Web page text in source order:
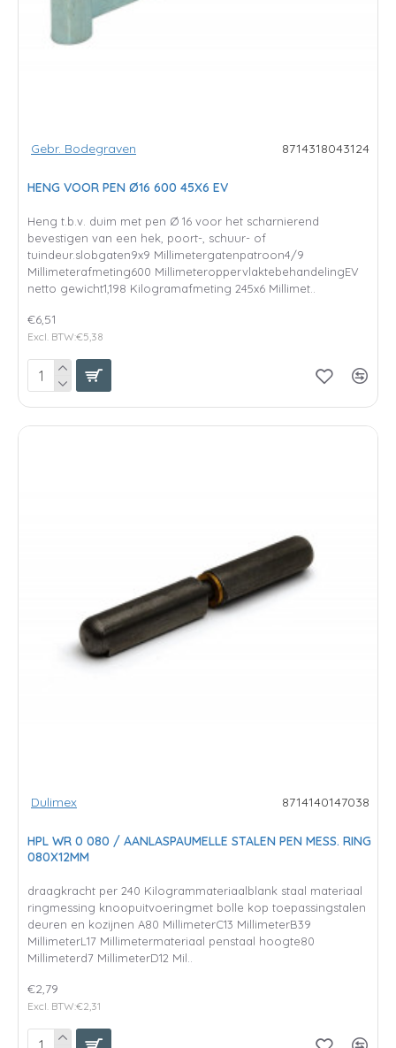
Gebr. Bodegraven 8714318043124
HENG VOOR PEN Ø16 600 45X6 EV
Heng t.b.v. duim met pen Ø 16 voor het scharnierend
bevestigen van een hek, poort-, schuur- of
tuindeur.slobgaten9x9 Millimetergatenpatroon4/9
Millimeterafmeting600 MillimeteroppervlaktebehandelingEV
netto gewicht1,198 Kilogramafmeting 245x6 Millimet..
€6,51
Excl. BTW:€5,38
Dulimex 8714140147038
HPL WR 0 080 / AANLASPAUMELLE STALEN PEN MESS. RING
080X12MM
draagkracht per 240 Kilogrammateriaalblank staal materiaal
ringmessing knoopuitvoeringmet bolle kop toepassingstalen
deuren en kozijnen A80 MillimeterC13 MillimeterB39
MillimeterL17 Millimetermateriaal penstaal hoogte80
Millimeterd7 MillimeterD12 Mil..
€2,79
Excl. BTW:€2,31